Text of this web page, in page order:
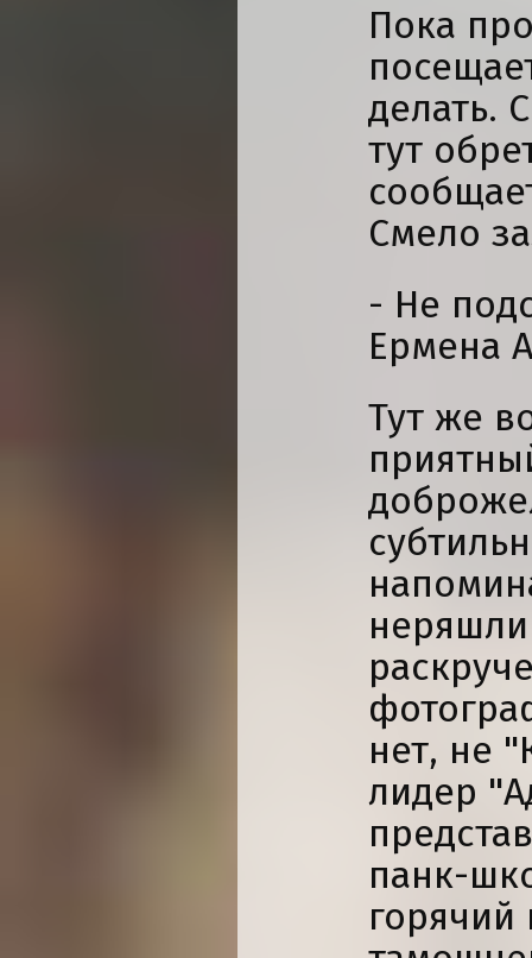
Пока
делать.
тут
Смело
- Не
Ермена
Тут же
нет, не
лидер
панк-